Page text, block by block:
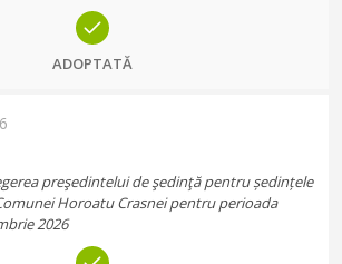
ADOPTATĂ
preşedintelui de şedinţă pentru ședințele
Horoatu Crasnei pentru perioada
2026